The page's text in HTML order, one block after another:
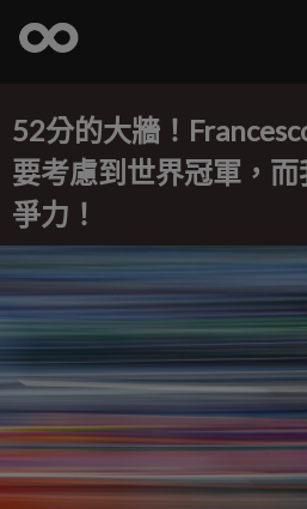
52分的大牆！
要考慮到世界冠軍，
爭力！